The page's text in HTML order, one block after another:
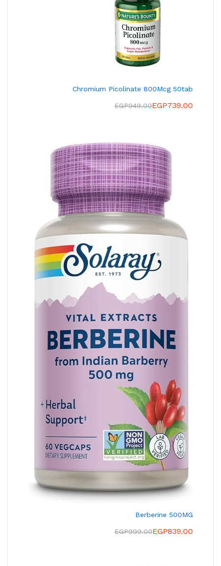
Chromium Picolinate 800Mcg 50tab
EGP739.00
EGP949.00
Berberine 500MG
EGP839.00
EGP999.00